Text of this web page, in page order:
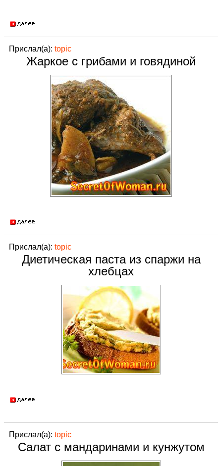
Прислал(а): topic
Жаркое с грибами и говядиной
Прислал(а): topic
Диетическая паста из спаржи на
хлебцах
Прислал(а): topic
Салат с мандаринами и кунжутом